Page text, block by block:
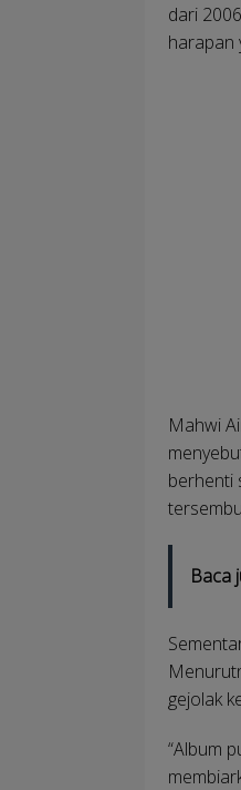
dari
harapan
Mahwi
berhenti
Baca
gejolak
“Album